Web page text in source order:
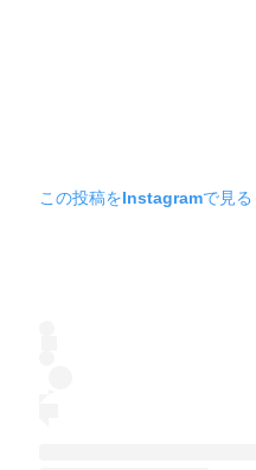
この投稿をInstagramで見る